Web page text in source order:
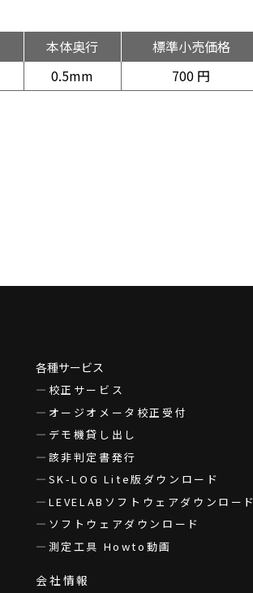
本体奥行 標準小売価格
0.5mm 700 円
各種サービス
校正サービス
オージオメータ校正受付
デモ機貸し出し
該非判定書発行
SK-LOG Lite版ダウンロード
LEVELABソフトウェアダウンロード
ソフトウェアダウンロード
測定工具 Howto動画
会社情報